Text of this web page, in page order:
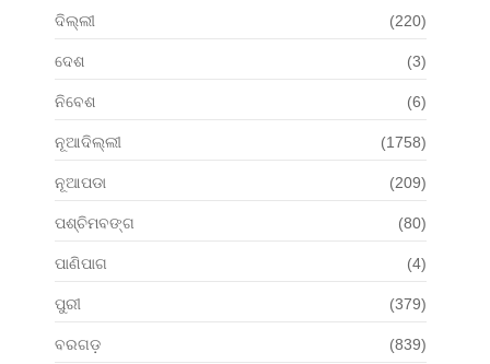
ଦିଲ୍ଲୀ (220)
ଦେଶ (3)
ନିବେଶ (6)
ନୂଆଦିଲ୍ଲୀ (1758)
ନୂଆପଡା (209)
ପଶ୍ଚିମବଙ୍ଗ (80)
ପାଣିପାଗ (4)
ପୁରୀ (379)
ବରଗଡ଼ (839)